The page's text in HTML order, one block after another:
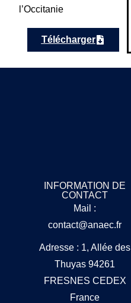
l’Occitanie
Télécharger
INFORMATION DE
CONTACT
Mail :
contact@anaec.fr
Adresse : 1, Allée des
Thuyas 94261
FRESNES CEDEX
France